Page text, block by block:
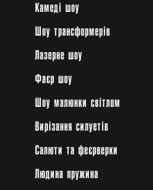
Камеді шоу
Шоу трансформерів
Лазерне шоу
Фаєр шоу
Шоу малюнки світлом
Вирізання силуетів
Салюти та феєрверки
Людина пружина